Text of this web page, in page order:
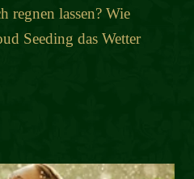
regnen lassen? Wie
Seeding das Wetter